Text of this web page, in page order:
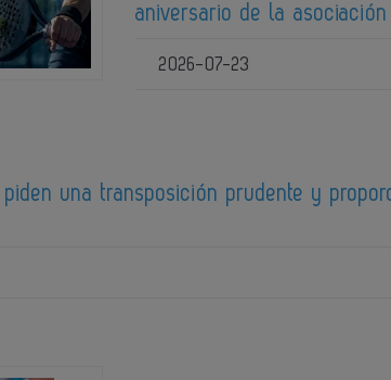
aniversario de la asociación
2026-07-23
una transposición prudente y